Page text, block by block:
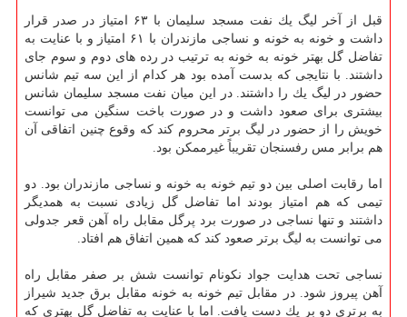
قبل از آخر لیگ یك نفت مسجد سلیمان با ۶۳ امتیاز در صدر قرار
داشت و خونه به خونه و نساجی مازندران با ۶۱ امتیاز و با عنایت به
تفاضل گل بهتر خونه به خونه به ترتیب در رده های دوم و سوم جای
داشتند. با نتایجی كه بدست آمده بود هر كدام از این سه تیم شانس
حضور در لیگ یك را داشتند. در این میان نفت مسجد سلیمان شانس
بیشتری برای صعود داشت و در صورت باخت سنگین می توانست
خویش را از حضور در لیگ برتر محروم كند كه وقوع چنین اتفاقی آن
هم برابر مس رفسنجان تقریباً غیرممكن بود.
اما رقابت اصلی بین دو تیم خونه به خونه و نساجی مازندران بود. دو
تیمی كه هم امتیاز بودند اما تفاضل گل زیادی نسبت به همدیگر
داشتند و تنها نساجی در صورت برد پرگل مقابل راه آهن قعر جدولی
می توانست به لیگ برتر صعود كند كه همین اتفاق هم افتاد.
نساجی تحت هدایت جواد نكونام توانست شش بر صفر مقابل راه
آهن پیروز شود. در مقابل تیم خونه به خونه مقابل برق جدید شیراز
به برتری دو بر یك دست یافت. اما با عنایت به تفاضل گل بهتری كه